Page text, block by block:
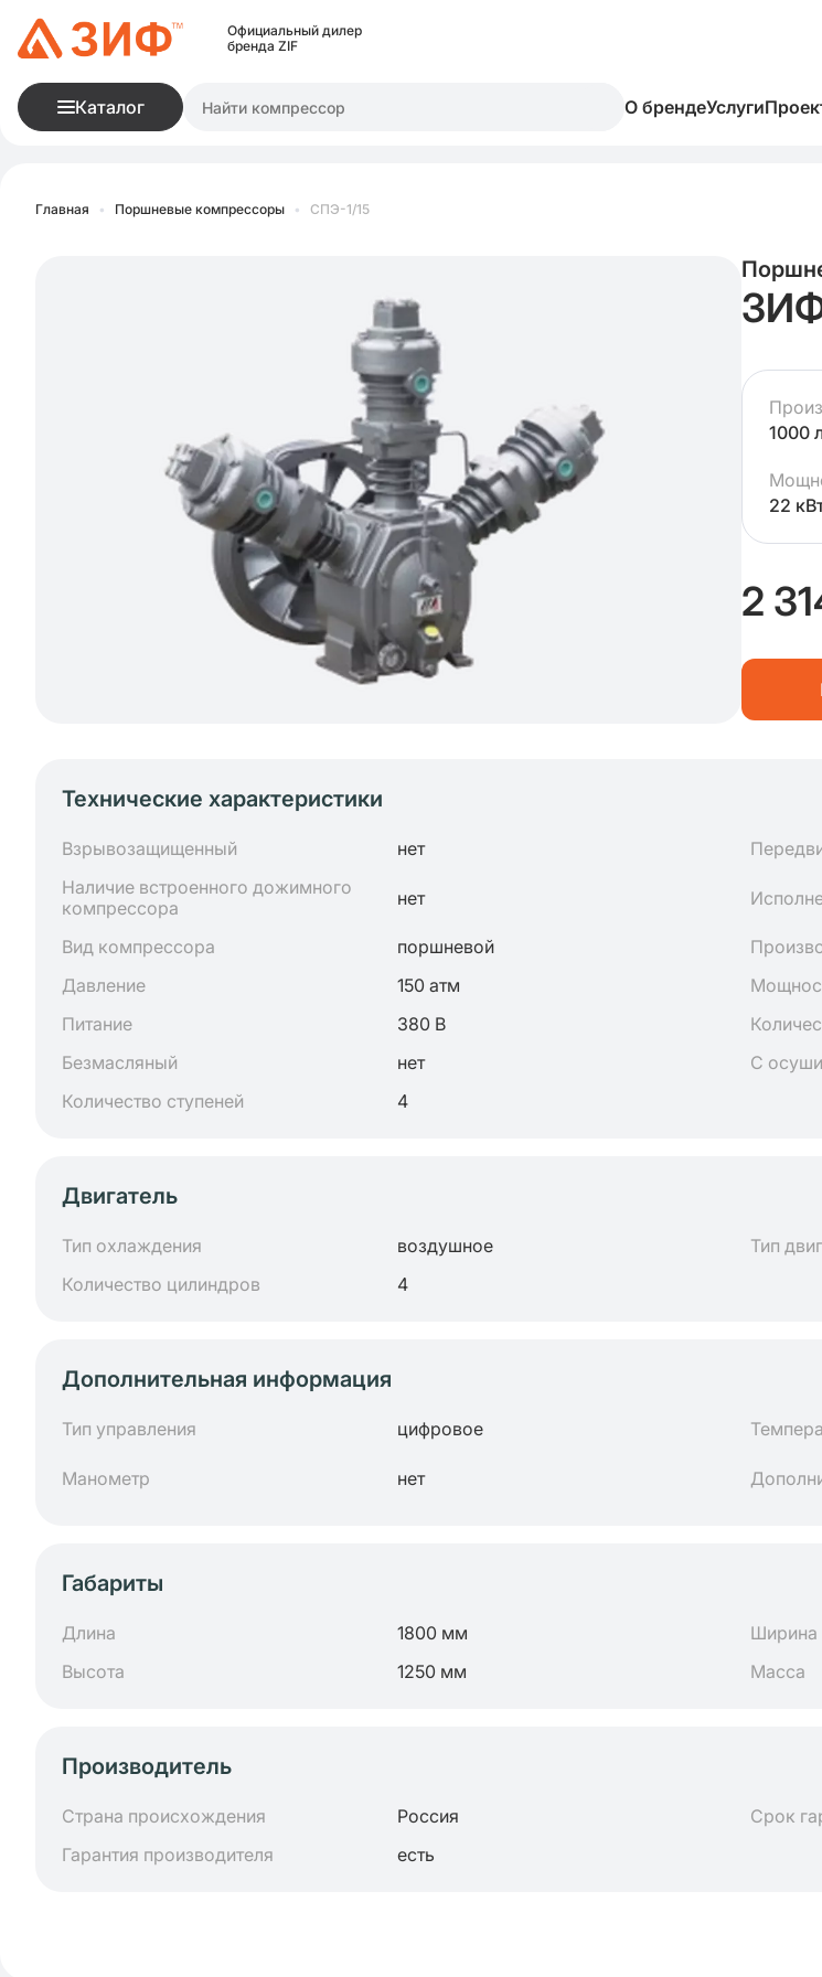
Официальный дилер
бренда ZIF
Каталог О брендеУслуги
Главная • Поршневые компрессоры • СПЭ-1/15
1000
22
2
Технические характеристики
Взрывозащищенный нет
Наличие встроенного дожимного
компрессора
нет
Вид компрессора поршневой
Давление
150 атм
Питание
380 В
Безмасляный
нет С
Количество ступеней
4
Двигатель
Тип охлаждения воздушное Тип
Количество цилиндров
4
Дополнительная информация
Тип управления цифровое
Манометр нет
Габариты
Длина 1800 мм Ширина
Высота
1250 мм Масса
Производитель
Страна происхождения Россия Срок
Гарантия производителя
есть